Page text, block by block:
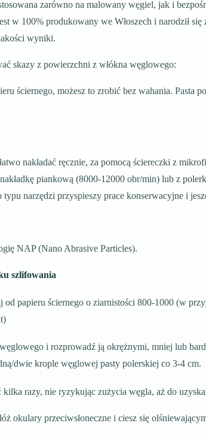
zarówno na malowany węgiel, jak i
w 100% produkowany we Włoszech i narodził
wyniki.
skazy z powierzchni z włókna węglowego:
ściernego, możesz to zrobić bez wahania.
nakładać ręcznie, za pomocą ściereczki z
piankową (8000-12000 obr/min) lub z
narzędzi przyspieszy prace konserwacyjne i
NAP (Nano Abrasive Particles).
szlifowania
od papieru ściernego o ziarnistości 800-1000 (w
i rozprowadź ją okrężnymi, mniej lub
dwie krople węglowej pasty polerskiej co 3-4 cm.
razy, nie ryzykując zużycia węgla, aż do
okulary przeciwsłoneczne i ciesz się